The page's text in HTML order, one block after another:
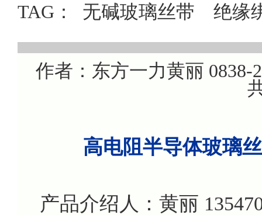
TAG： 无碱玻璃丝带 绝缘
作者：东方一力黄丽
高电阻半导体玻璃
产品介绍人：黄丽